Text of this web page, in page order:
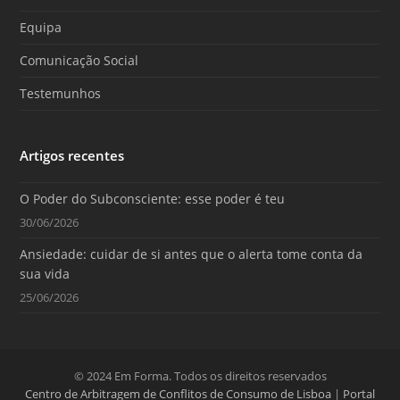
Equipa
Comunicação Social
Testemunhos
Artigos recentes
O Poder do Subconsciente: esse poder é teu
30/06/2026
Ansiedade: cuidar de si antes que o alerta tome conta da
sua vida
25/06/2026
© 2024 Em Forma. Todos os direitos reservados
Centro de Arbitragem de Conflitos de Consumo de Lisboa | Portal